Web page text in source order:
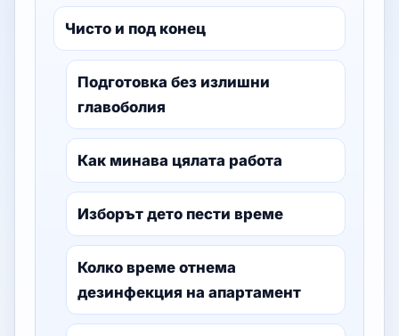
Чисто и под конец
Подготовка без излишни
главоболия
Как минава цялата работа
Изборът дето пести време
Колко време отнема
дезинфекция на апартамент